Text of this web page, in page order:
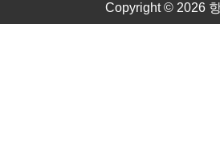
Copyright © 2026